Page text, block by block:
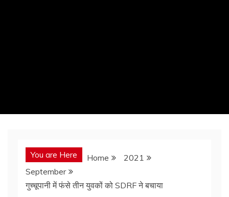
You are Here Home
2021
September
गुच्चूपानी में फंसे तीन युवकों को SDRF ने बचाया